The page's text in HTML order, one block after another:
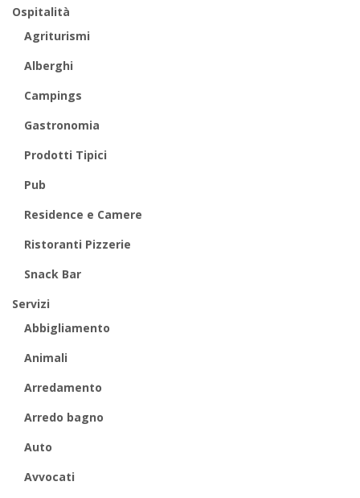
Ospitalità
Agriturismi
Alberghi
Campings
Gastronomia
Prodotti Tipici
Pub
Residence e Camere
Ristoranti Pizzerie
Snack Bar
Servizi
Abbigliamento
Animali
Arredamento
Arredo bagno
Auto
Avvocati